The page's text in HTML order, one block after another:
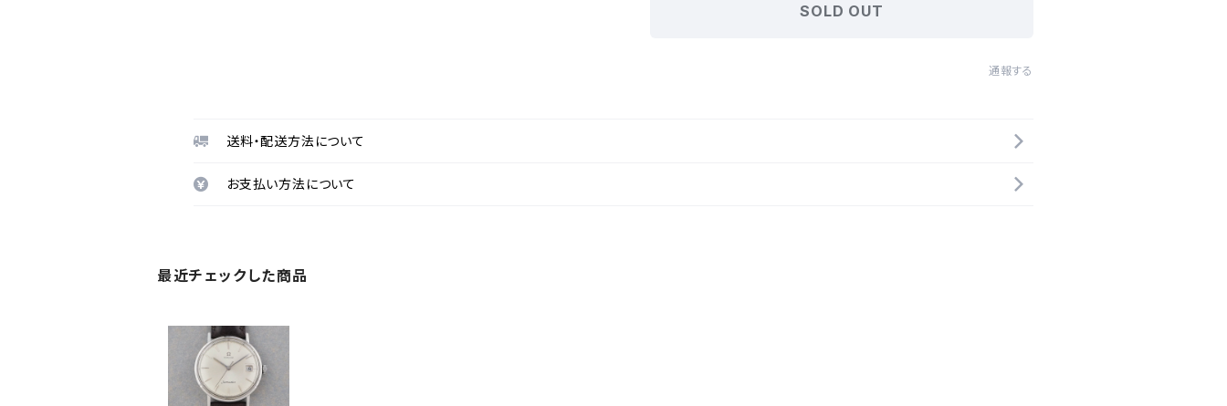
SOLD OUT
通報する
送料・配送方法について
お支払い方法について
最近チェックした商品